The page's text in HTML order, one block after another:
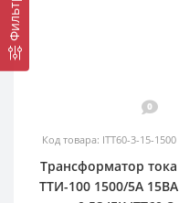
Фильтр
0
Код товара: ITT60-3-15-1500
Трансформатор тока
ТТИ-100 1500/5А 15ВА